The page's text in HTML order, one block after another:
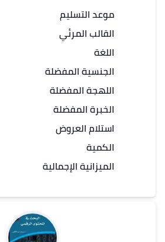
موعد التسليم
القالب المرئي
اللغة
الجنسية المفضلة
اللهجة المفضلة
الخبرة المفضلة
استلام العروض
الكمية
الميزانية الإجمالية